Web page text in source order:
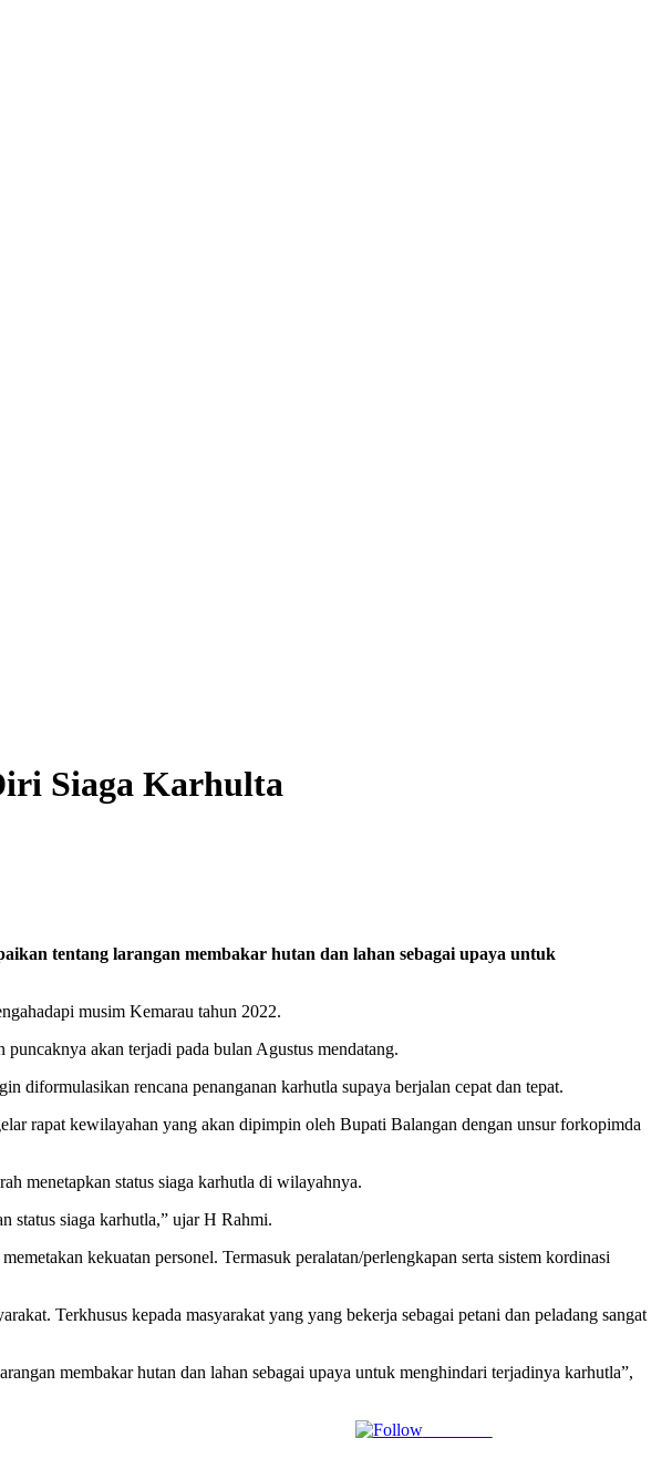
Siaga Karhulta
tentang larangan membakar hutan dan lahan sebagai upaya untuk
musim Kemarau tahun 2022.
akan terjadi pada bulan Agustus mendatang.
diformulasikan rencana penanganan karhutla supaya berjalan cepat dan tepat.
rapat kewilayahan yang akan dipimpin oleh Bupati Balangan dengan unsur forkopimda
menetapkan status siaga karhutla di wilayahnya.
status siaga karhutla,” ujar H Rahmi.
kekuatan personel. Termasuk peralatan/perlengkapan serta sistem kordinasi
Terkhusus kepada masyarakat yang yang bekerja sebagai petani dan peladang sangat
membakar hutan dan lahan sebagai upaya untuk menghindari terjadinya karhutla”,
Follow us